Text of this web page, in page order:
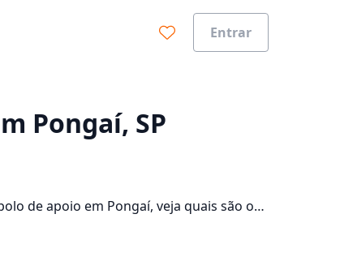
Entrar
Pongaí, SP
de apoio em Pongaí, veja quais são os